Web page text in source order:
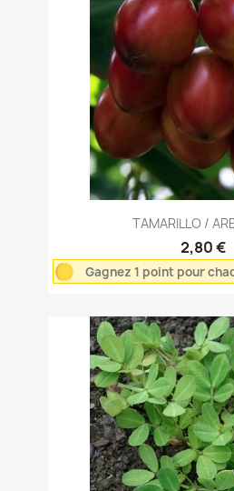
TAMARILLO /
2,80 €
Gagnez 1 point pour